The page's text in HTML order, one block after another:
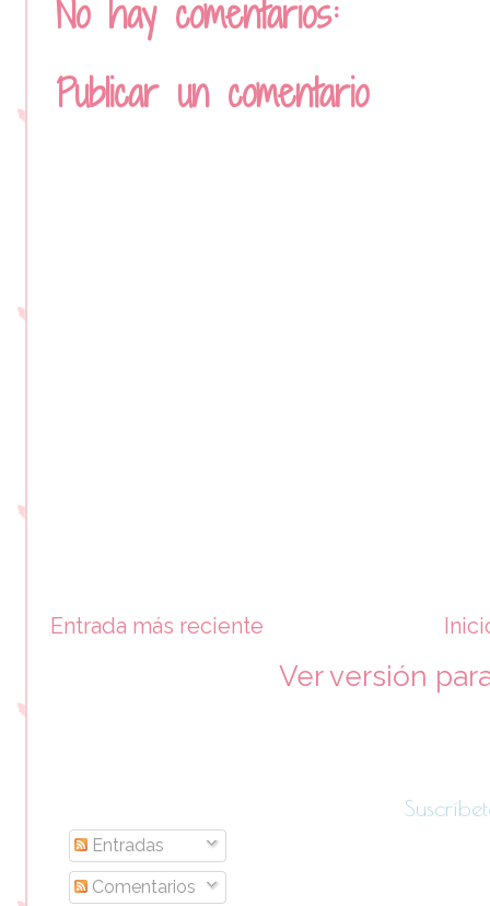
No hay comentarios:
Publicar un comentario
Entrada más reciente
Ver versión
Entradas
Comentarios